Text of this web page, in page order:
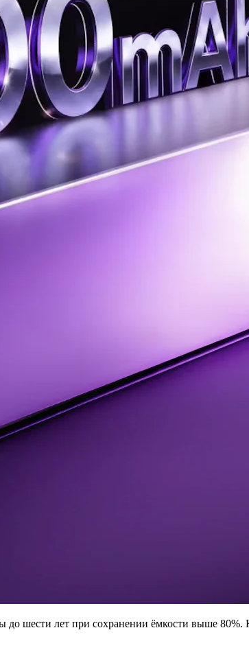
шести лет при сохранении ёмкости выше 80%.